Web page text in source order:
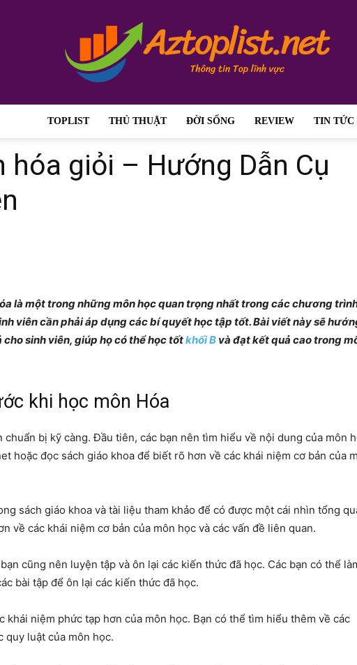
Thông
Top
TOPLIST THỦ THUẬT ĐỜI SỐNG REVIEW TIN TỨC
hóa giỏi – Hướng Dẫn Cụ
là một trong những môn học quan trọng nhất trong các chương
viên cần phải áp dụng các bí quyết học tập tốt. Bài viết này sẽ
sinh viên, giúp họ có thể học tốtkhối B và đạt kết quả cao trong
khi học môn Hóa
bị kỹ càng. Đầu tiên, các bạn nên tìm hiểu về nội dung của môn
hoặc đọc sách giáo khoa để biết rõ hơn về các khái niệm cơ bản của
sách giáo khoa và tài liệu tham khảo để có được một cái nhìn tổng
về các khái niệm cơ bản của môn học và các vấn đề liên quan.
cũng nên luyện tập và ôn lại các kiến thức đã học. Các bạn có thể
bài tập để ôn lại các kiến thức đã học.
khái niệm phức tạp hơn của môn học. Bạn có thể tìm hiểu thêm về các
quy luật của môn học.